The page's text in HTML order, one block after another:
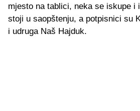
mjesto na tablici, neka se iskupe i
stoji u saopštenju, a potpisnici su
i udruga Naš Hajduk.